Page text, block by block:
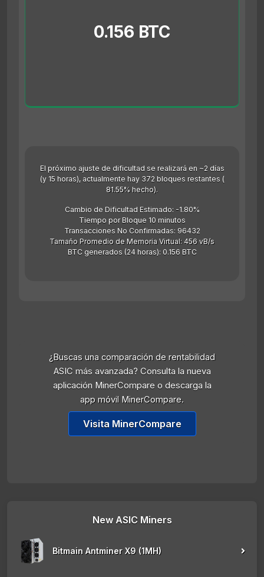
0.156 BTC
El próximo ajuste de dificultad se realizará en ~2 días
(y 15 horas), actualmente hay 372 bloques restantes (
81.55% hecho).
Cambio de Dificultad Estimado: -1.80%
Tiempo por Bloque 10 minutos
Transacciones No Confirmadas: 96432
Tamaño Promedio de Memoria Virtual: 456 vB/s
BTC generados (24 horas): 0.156 BTC
¿Buscas una comparación de rentabilidad
ASIC más avanzada? Consulta la nueva
aplicación MinerCompare o descarga la
app móvil MinerCompare.
Visita MinerCompare
New ASIC Miners
Bitmain Antminer X9 (1MH)